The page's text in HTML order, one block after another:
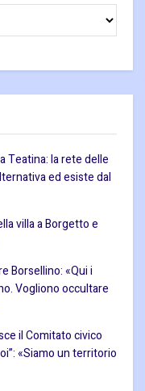
Teatina: la rete delle
ed esiste dal
villa a Borgetto e
Borsellino: «Qui i
Vogliono occultare
il Comitato civico
«Siamo un territorio